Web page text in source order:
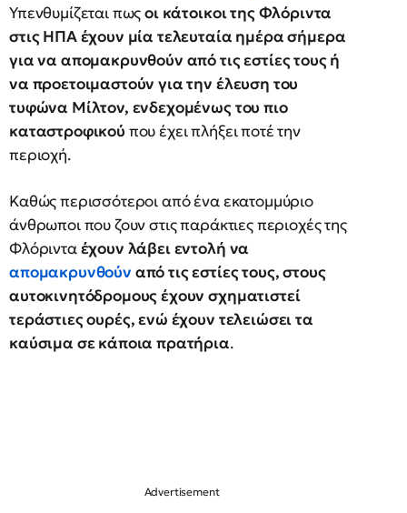
Υπενθυμίζεται πωςοι κάτοικοι της Φλόριντα
στις ΗΠΑ έχουν μία τελευταία ημέρα σήμερα
για να απομακρυνθούν από τις εστίες τους ή
να προετοιμαστούν για την έλευση του
τυφώνα Μίλτον, ενδεχομένως του πιο
καταστροφικού που έχει πλήξει ποτέ την
περιοχή.
Καθώς περισσότεροι από ένα εκατομμύριο
άνθρωποι που ζουν στις παράκτιες περιοχές της
Φλόρινταέχουν λάβει εντολή να
απομακρυνθούν από τις εστίες τους, στους
αυτοκινητόδρομους έχουν σχηματιστεί
τεράστιες ουρές, ενώ έχουν τελειώσει τα
καύσιμα σε κάποια πρατήρια.